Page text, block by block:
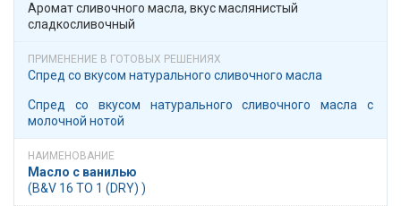
Аромат сливочного масла, вкус маслянистый
сладкосливочный
Спред со вкусом натурального сливочного масла
Спред со вкусом натурального сливочного масла с
молочной нотой
Масло с ванилью
(B&V 16 TO 1 (DRY) )